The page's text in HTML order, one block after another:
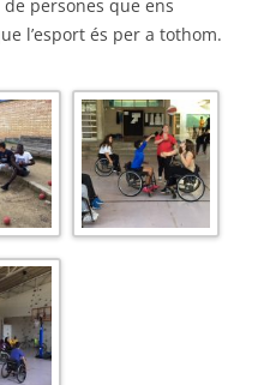
persones que ens
l’esport és per a tothom.